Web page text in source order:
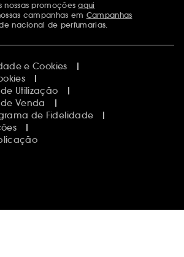
nossas promoçõesaqui
campanhas em Campanhas
nacional de perfumarias.
e Cookies
Utilização
Venda
de Fidelidade